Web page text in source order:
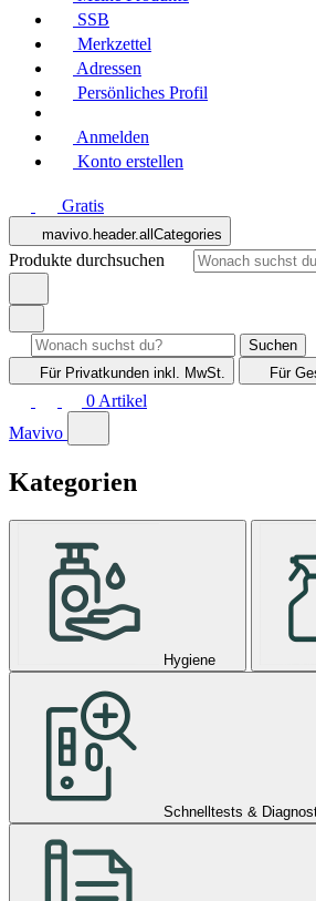
SSB
Merkzettel
Adressen
Persönliches Profil
Anmelden
Konto erstellen
Gratis
mavivo.header.allCategories
Produkte durchsuchen
Suchen
Für Privatkunden inkl. MwSt. Für
0 Artikel
Mavivo
Kategorien
Hygiene
Schnelltests &